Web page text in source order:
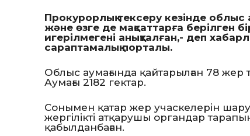
Прокурорлық тексеру кезінде
және өзге де мақсаттарға берілген
игерілмегені анықталған,- деп
сараптамалық порталы.
Облыс аумағында қайтарылған 78 жер
Аумағы 2182 гектар.
Сонымен қатар жер учаскелерін
жергілікті атқарушы органдар
қабылданбаған.